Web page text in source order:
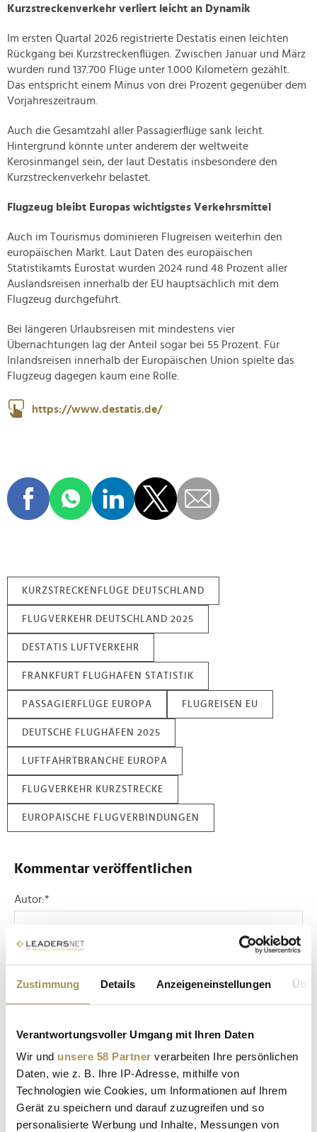
Zustimmung Details Anzeigeneinstellungen
Verantwortungsvoller Umgang mit Ihren Daten
Wir und unsere 58 Partner verarbeiten Ihre persönlichen
Daten, wie z. B. Ihre IP-Adresse, mithilfe von
Technologien wie Cookies, um Informationen auf Ihrem
Gerät zu speichern und darauf zuzugreifen und so
personalisierte Werbung und Inhalte, Messungen von
Kurzstreckenverkehr verliert leicht an Dynamik
Im ersten Quartal 2026 registrierte Destatis einen leichten
Rückgang bei Kurzstreckenflügen. Zwischen Januar und März
wurden rund 137.700 Flüge unter 1.000 Kilometern gezählt.
Das entspricht einem Minus von drei Prozent gegenüber dem
Vorjahreszeitraum.
Auch die Gesamtzahl aller Passagierflüge sank leicht.
Hintergrund könnte unter anderem der weltweite
Kerosinmangel sein, der laut Destatis insbesondere den
Kurzstreckenverkehr belastet.
Flugzeug bleibt Europas wichtigstes Verkehrsmittel
Auch im Tourismus dominieren Flugreisen weiterhin den
europäischen Markt. Laut Daten des europäischen
Statistikamts Eurostat wurden 2024 rund 48 Prozent aller
Auslandsreisen innerhalb der EU hauptsächlich mit dem
Flugzeug durchgeführt.
Bei längeren Urlaubsreisen mit mindestens vier
Übernachtungen lag der Anteil sogar bei 55 Prozent. Für
Inlandsreisen innerhalb der Europäischen Union spielte das
Flugzeug dagegen kaum eine Rolle.
https://www.destatis.de/
KURZSTRECKENFLÜGE DEUTSCHLAND
FLUGVERKEHR DEUTSCHLAND 2025
DESTATIS LUFTVERKEHR
FRANKFURT FLUGHAFEN STATISTIK
PASSAGIERFLÜGE EUROPA FLUGREISEN EU
DEUTSCHE FLUGHÄFEN 2025
LUFTFAHRTBRANCHE EUROPA
FLUGVERKEHR KURZSTRECKE
EUROPÄISCHE FLUGVERBINDUNGEN
Kommentar veröffentlichen
Autor:*
Sicherheitscode bestätigen:*